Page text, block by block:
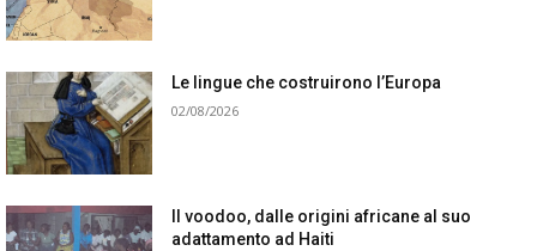
Le lingue che costruirono l’Europa
02/08/2026
Il voodoo, dalle origini africane al suo
adattamento ad Haiti